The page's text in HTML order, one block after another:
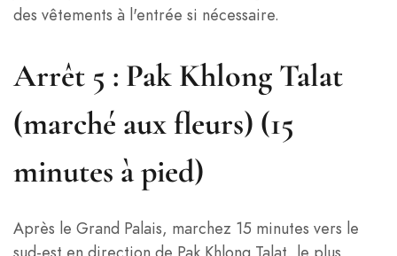
des vêtements à l'entrée si nécessaire.
Arrêt 5 : Pak Khlong Talat
(marché aux fleurs) (15
minutes à pied)
Après le Grand Palais, marchez 15 minutes vers le